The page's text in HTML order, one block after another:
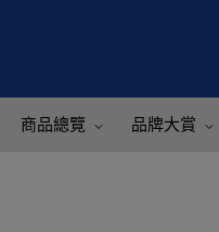
商品總覽 品牌大賞